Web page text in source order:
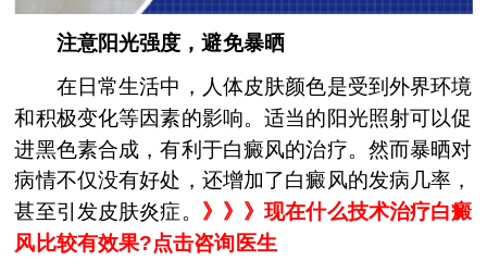
注意阳光强度，避免暴晒
在日常生活中，人体皮肤颜色是受到外界环境
和积极变化等因素的影响。适当的阳光照射可以促
进黑色素合成，有利于白癜风的治疗。然而暴晒对
病情不仅没有好处，还增加了白癜风的发病几率，
甚至引发皮肤炎症。 》》》现在什么技术治疗白癜
风比较有效果?点击咨询医生